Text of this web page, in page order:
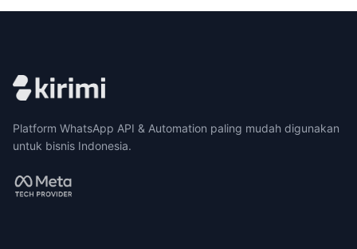
Platform WhatsApp API & Automation paling mudah digunakan
untuk bisnis Indonesia.